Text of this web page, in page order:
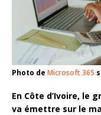
Photo de Microsoft 365
En Côte d’Ivoire, le
va émettre sur le